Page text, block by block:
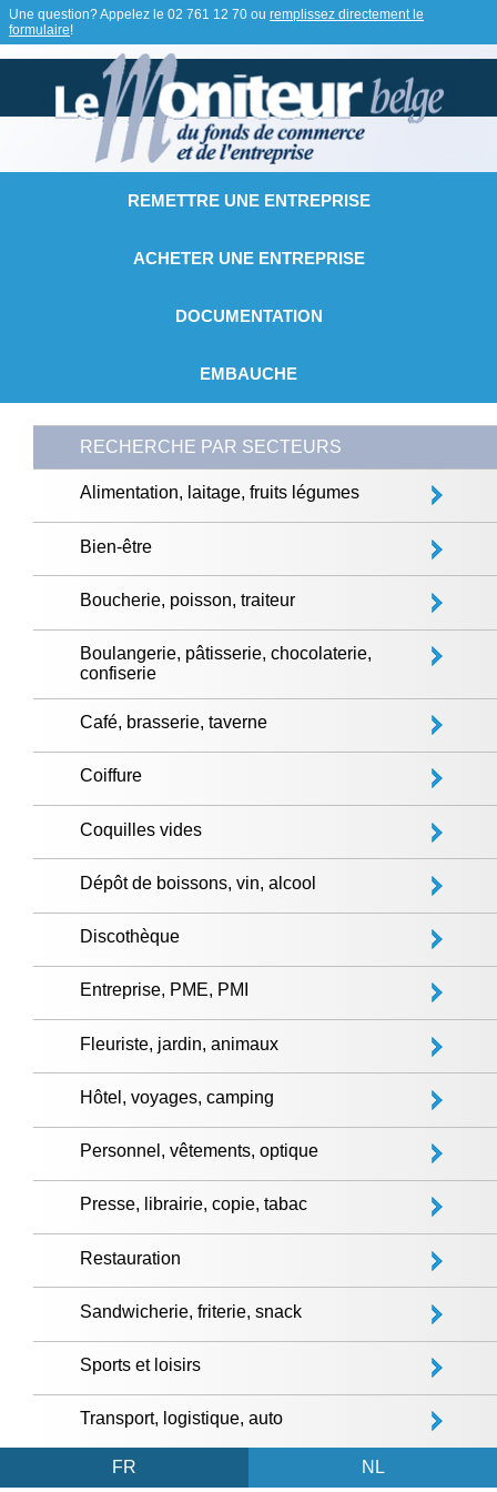
Une question? Appelez le 02 761 12 70 ou remplissez directement le
formulaire!
REMETTRE UNE ENTREPRISE
ACHETER UNE ENTREPRISE
DOCUMENTATION
EMBAUCHE
RECHERCHE PAR SECTEURS
Alimentation, laitage, fruits légumes
Bien-être
Boucherie, poisson, traiteur
Boulangerie, pâtisserie, chocolaterie,
confiserie
Café, brasserie, taverne
Coiffure
Coquilles vides
Dépôt de boissons, vin, alcool
Discothèque
Entreprise, PME, PMI
Fleuriste, jardin, animaux
Hôtel, voyages, camping
Personnel, vêtements, optique
Presse, librairie, copie, tabac
Restauration
Sandwicherie, friterie, snack
Sports et loisirs
Transport, logistique, auto
FR NL